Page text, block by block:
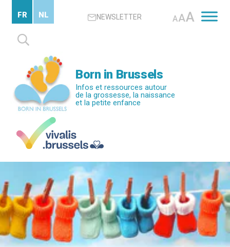
contenu
principal
NEWSLETTER AAA
Rechercher :
FR NL
Born in Brussels
Infos et ressources autour
de la grossesse, la naissance
et la petite enfance